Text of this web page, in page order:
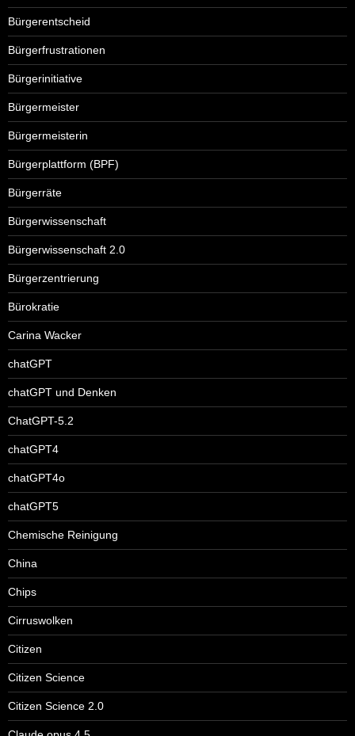
Bürgerentscheid
Bürgerfrustrationen
Bürgerinitiative
Bürgermeister
Bürgermeisterin
Bürgerplattform (BPF)
Bürgerräte
Bürgerwissenschaft
Bürgerwissenschaft 2.0
Bürgerzentrierung
Bürokratie
Carina Wacker
chatGPT
chatGPT und Denken
ChatGPT-5.2
chatGPT4
chatGPT4o
chatGPT5
Chemische Reinigung
China
Chips
Cirruswolken
Citizen
Citizen Science
Citizen Science 2.0